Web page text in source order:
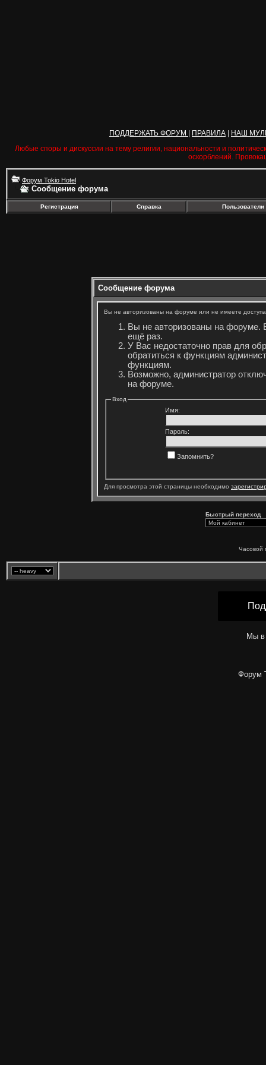
ПОДДЕРЖАТЬ ФОРУМ ПРАВИЛА
НАШ
Любые споры и дискуссии на тему религии, национальности и
оскорблений.
Форум Tokio Hotel
Сообщение форума
Регистрация Справка Пользователи
Сообщение форума
Вы не авторизованы на форуме или не имеете
Вы не авторизованы на форуме.
ещё раз.
У Вас недостаточно прав для
обратиться к функциям
функциям.
Возможно, администратор
на форуме.
Вход
Имя:
Пароль:
Запомнить?
Для просмотра этой страницы необходимо
Быстрый переход
Часовой
Мы в
Форум